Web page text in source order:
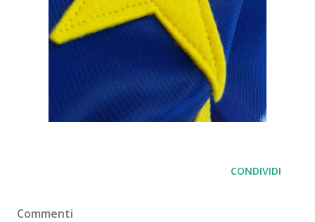
CONDIVIDI
Commenti